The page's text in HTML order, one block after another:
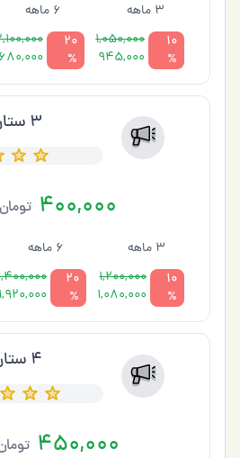
3 ماهه
10
%
1,050,000
945,000
6 ماهه
20
%
3 ستاره
400,000
3 ماهه
10
%
1,200,000
1,080,000
6 ماهه
20
%
1,920,000
4 ستاره
450,000